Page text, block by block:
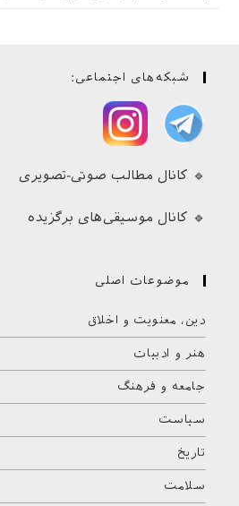
شبکه‌های اجتماعی:
🔹 کانال مطالب صوتی-تصویری
🔹 کانال موسیقی‌های برگزیده
موضوعات اصلی
دین، معنویت و اخلاق
هنر و ادبیات
جامعه و فرهنگ
سیاست
تاریخ
سلامت